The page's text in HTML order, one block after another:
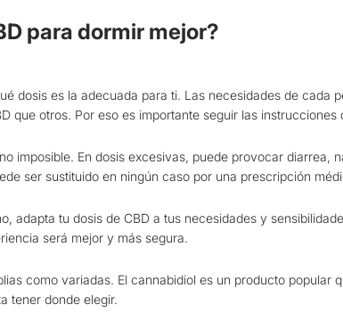
para dormir mejor?
dosis es la adecuada para ti. Las necesidades de cada
que otros. Por eso es importante seguir las instrucciones
imposible. En dosis excesivas, puede provocar diarrea,
ser sustituido en ningún caso por una prescripción
adapta tu dosis de CBD a tus necesidades y
será mejor y más segura.
como variadas. El cannabidiol es un producto popular
tener donde elegir.